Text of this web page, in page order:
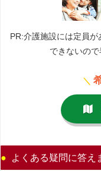
PR:介護施設には定員
できないので
＼
よくある疑問に答え